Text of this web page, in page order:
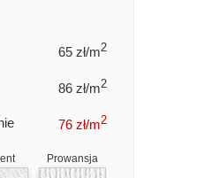
AKWARELA
65 zł/m2
86 zł/m2
76zł/m2
Prowansja